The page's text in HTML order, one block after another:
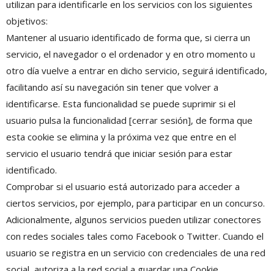
utilizan para identificarle en los servicios con los siguientes
objetivos:
Mantener al usuario identificado de forma que, si cierra un
servicio, el navegador o el ordenador y en otro momento u
otro día vuelve a entrar en dicho servicio, seguirá identificado,
facilitando así su navegación sin tener que volver a
identificarse. Esta funcionalidad se puede suprimir si el
usuario pulsa la funcionalidad [cerrar sesión], de forma que
esta cookie se elimina y la próxima vez que entre en el
servicio el usuario tendrá que iniciar sesión para estar
identificado.
Comprobar si el usuario está autorizado para acceder a
ciertos servicios, por ejemplo, para participar en un concurso.
Adicionalmente, algunos servicios pueden utilizar conectores
con redes sociales tales como Facebook o Twitter. Cuando el
usuario se registra en un servicio con credenciales de una red